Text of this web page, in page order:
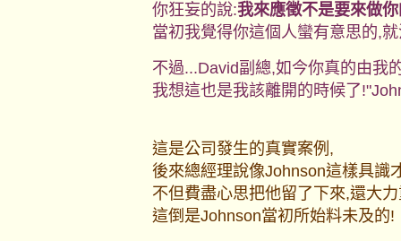
你狂妄的說:我來應徵不是要來做
當初我覺得你這個人蠻有意思的,
不過...David副總,如今你真的由我
我想這也是我該離開的時候了
這是公司發生的真實案例,
後來總經理說像Johnson這樣具識
不但費盡心思把他留了下來,還大
這倒是Johnson當初所始料未及的!